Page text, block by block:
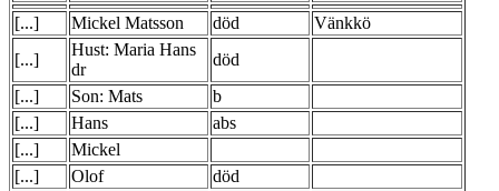
[...]
Mickel Matsson död
Vänkkö
[...]
Hust: Maria Hans
dr
död
[...]
Son: Mats
b
[...]
Hans
abs
[...]
Mickel
[...]
Olof
död